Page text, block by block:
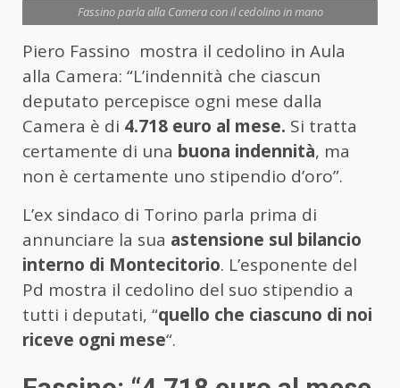
Fassino parla alla Camera con il cedolino in mano
Piero Fassino mostra il cedolino in Aula
alla Camera: “L’indennità che ciascun
deputato percepisce ogni mese dalla
Camera è di 4.718 euro al mese. Si tratta
certamente di una buona indennità, ma
non è certamente uno stipendio d’oro”.
L’ex sindaco di Torino parla prima di
annunciare la sua astensione sul bilancio
interno di Montecitorio. L’esponente del
Pd mostra il cedolino del suo stipendio a
tutti i deputati, “quello che ciascuno di noi
riceve ogni mese“.